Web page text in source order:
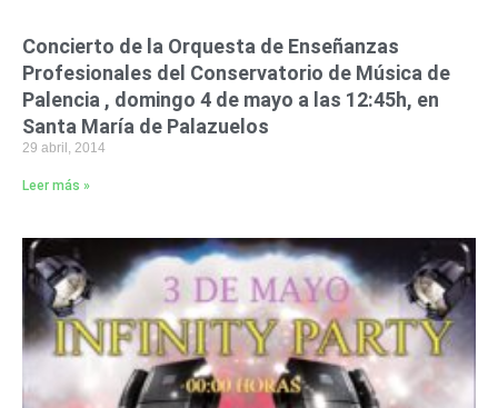
Concierto de la Orquesta de Enseñanzas
Profesionales del Conservatorio de Música de
Palencia , domingo 4 de mayo a las 12:45h, en
Santa María de Palazuelos
29 abril, 2014
Leer más »